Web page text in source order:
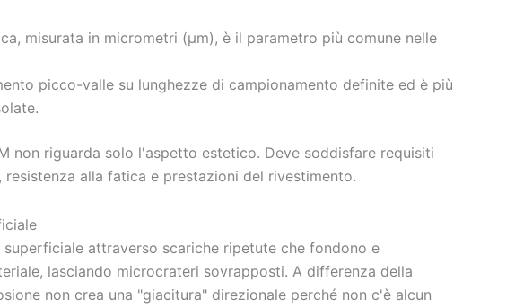
misurata in micrometri (μm), è il parametro più comune nelle
picco-valle su lunghezze di campionamento definite ed è più
non riguarda solo l'aspetto estetico. Deve soddisfare requisiti
alla fatica e prestazioni del rivestimento.
attraverso scariche ripetute che fondono e
lasciando microcrateri sovrapposti. A differenza della
non crea una "giacitura" direzionale perché non c'è alcun